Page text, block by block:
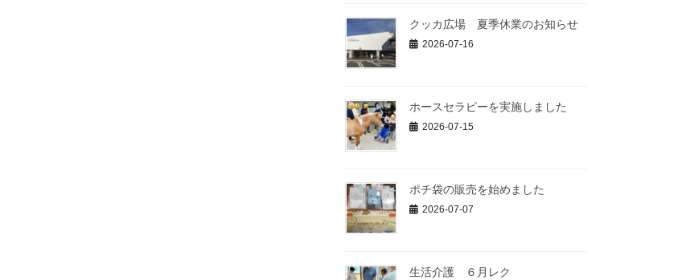
クッカ広場 夏季休業のお知らせ
2026-07-16
ホースセラピーを実施しました
2026-07-15
ポチ袋の販売を始めました
2026-07-07
生活介護 ６月レク